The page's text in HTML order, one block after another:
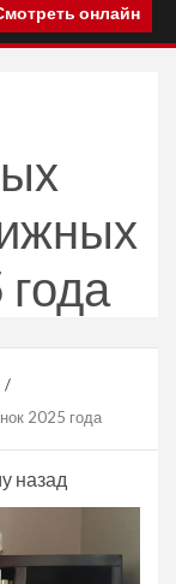
онлайн
2025 года
назад